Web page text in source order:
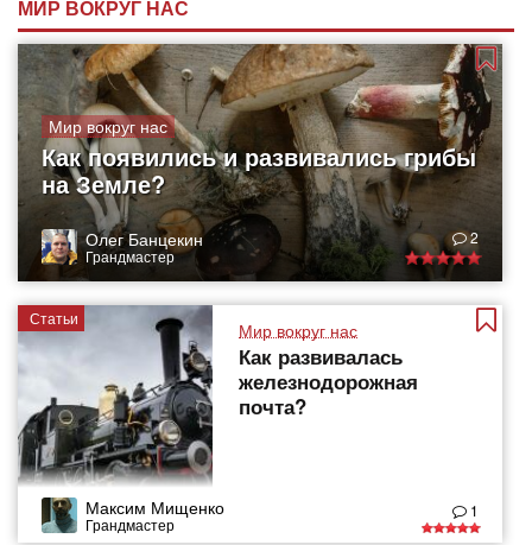
МИР ВОКРУГ НАС
Мир вокруг нас
Как появились и развивались грибы
на Земле?
Олег Банцекин
Грандмастер
2
Статьи
Мир вокруг нас
Как развивалась
железнодорожная
почта?
Максим Мищенко
Грандмастер
1